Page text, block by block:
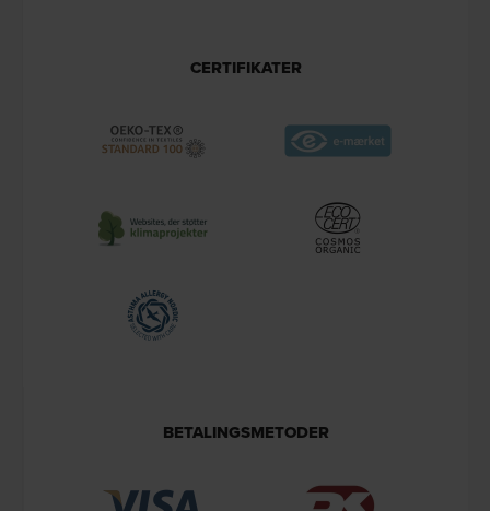
CERTIFIKATER
BETALINGSMETODER